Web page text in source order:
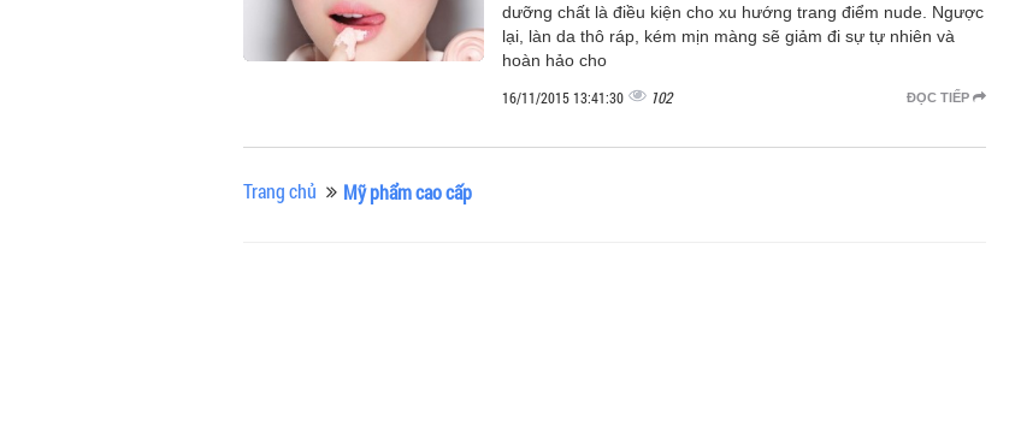
dưỡng chất là điều kiện cho xu hướng trang điểm nude. Ngược
lại, làn da thô ráp, kém mịn màng sẽ giảm đi sự tự nhiên và
hoàn hảo cho
ĐỌC TIẾP
16/11/2015 13:41:30 102
Trang chủ Mỹ phẩm cao cấp